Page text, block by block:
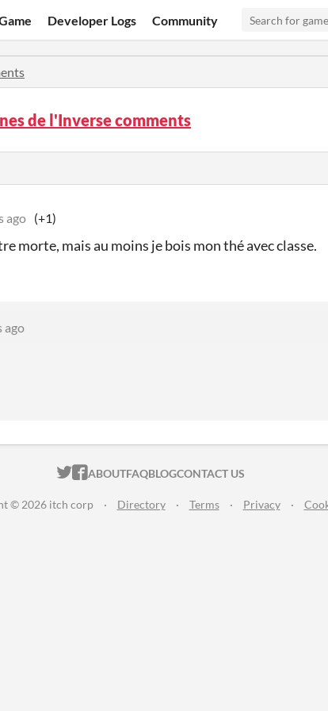
Developer Logs Community
de l'Inverse comments
ago (+1)
morte, mais au moins je bois mon thé avec classe.
ago
ITCH.IO ON TWITTER
ITCH.IO ON FACEBOOK
ABOUTFAQBLOGCONTACT US
© 2026 itch corp · Directory · Terms · Privacy ·